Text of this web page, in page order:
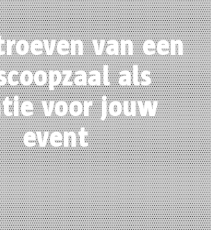
van een
als
voor jouw
event